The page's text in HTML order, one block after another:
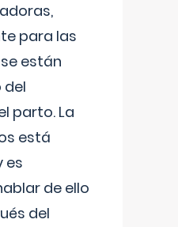
para las
están
del
parto. La
está
es
de ello
del